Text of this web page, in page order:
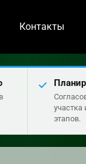
Контакты
участка
этапов.